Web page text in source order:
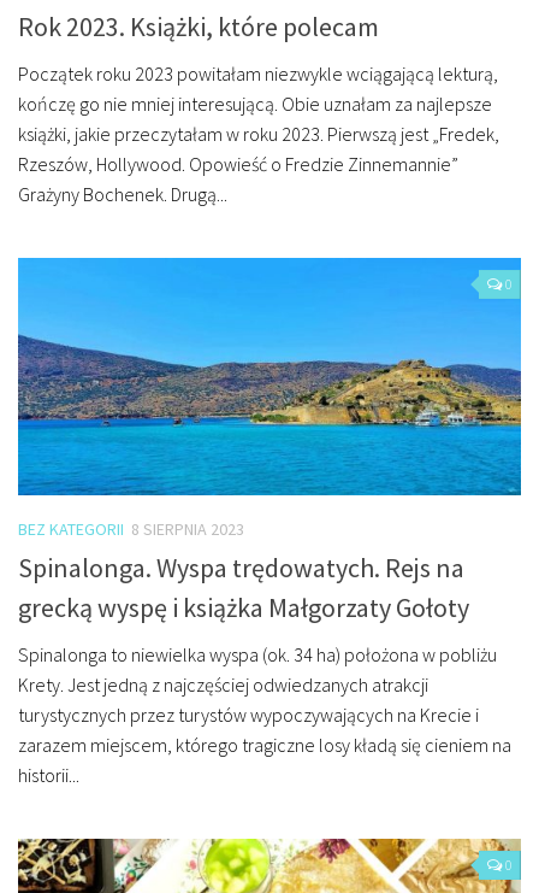
Rok 2023. Książki, które polecam
Początek roku 2023 powitałam niezwykle wciągającą lekturą,
kończę go nie mniej interesującą. Obie uznałam za najlepsze
książki, jakie przeczytałam w roku 2023. Pierwszą jest „Fredek,
Rzeszów, Hollywood. Opowieść o Fredzie Zinnemannie”
Grażyny Bochenek. Drugą...
0
BEZ KATEGORII 8 SIERPNIA 2023
Spinalonga. Wyspa trędowatych. Rejs na
grecką wyspę i książka Małgorzaty Gołoty
Spinalonga to niewielka wyspa (ok. 34 ha) położona w pobliżu
Krety. Jest jedną z najczęściej odwiedzanych atrakcji
turystycznych przez turystów wypoczywających na Krecie i
zarazem miejscem, którego tragiczne losy kładą się cieniem na
historii...
0